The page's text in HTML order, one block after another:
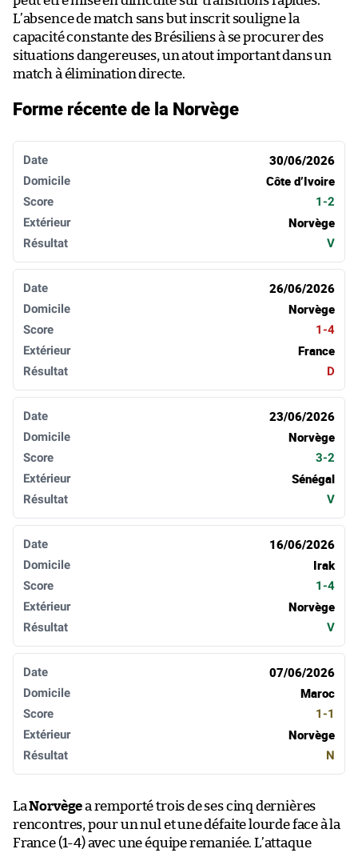
L’absence de match sans but inscrit souligne la
capacité constante des Brésiliens à se procurer des
situations dangereuses, un atout important dans un
match à élimination directe.
Forme récente de la Norvège
30/06/2026
Côte d’Ivoire
1-2
Norvège
V
26/06/2026
Norvège
1-4
France
D
23/06/2026
Norvège
3-2
Sénégal
V
16/06/2026
Irak
1-4
Norvège
V
07/06/2026
Maroc
1-1
Norvège
N
LaNorvègea remporté trois de ses cinq dernières
rencontres, pour un nul et une défaite lourde face à la
France (1-4) avec une équipe remaniée. L’attaque